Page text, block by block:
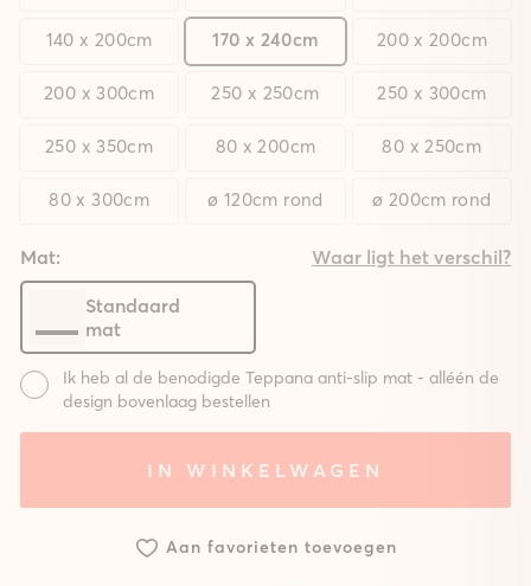
140 x 200cm 170 x 240cm 200 x 200cm
200 x 300cm 250 x 250cm 250 x 300cm
250 x 350cm 80 x 200cm 80 x 250cm
80 x 300cm ø 120cm rond ø 200cm rond
Mat: Waar ligt het verschil?
Standaard
mat
Ik heb al de benodigde Teppana anti-slip mat - alléén de
design bovenlaag bestellen
IN WINKELWAGEN
Aan favorieten toevoegen